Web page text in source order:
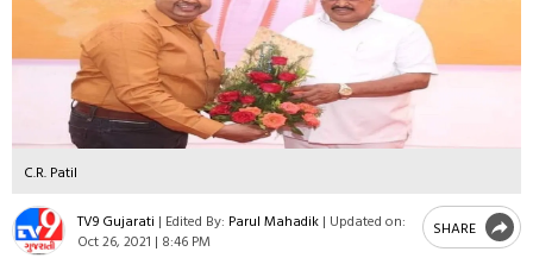
C.R. Patil
TV9 Gujarati | Edited By: Parul Mahadik | Updated on:
Oct 26, 2021 | 8:46 PM
SHARE